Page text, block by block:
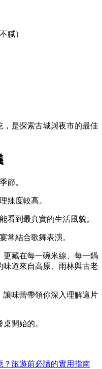
膩）
是探索古城與夜市的最佳
節。
辣度較高。
看到最真實的生活風貌。
常結合歌舞表演。
更藏在每一碗米線、每一鍋
道來自高原、雨林與古老
味蕾帶領你深入理解這片
開始的。
？旅遊前必讀的實用指南